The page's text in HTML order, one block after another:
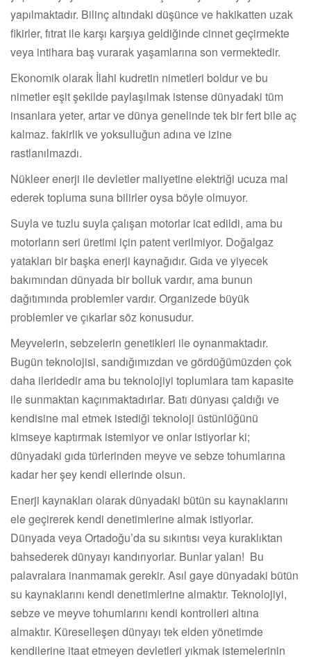
yapılmaktadır. Bilinç altındaki düşünce ve hakikatten uzak
fikirler, fıtrat ile karşı karşıya geldiğinde cinnet geçirmekte
veya intihara baş vurarak yaşamlarına son vermektedir.
Ekonomik olarak İlahi kudretin nimetleri boldur ve bu
nimetler eşit şekilde paylaşılmak istense dünyadaki tüm
insanlara yeter, artar ve dünya genelinde tek bir fert bile aç
kalmaz. fakirlik ve yoksulluğun adına ve izine
rastlanılmazdı.
Nükleer enerji ile devletler maliyetine elektriği ucuza mal
ederek topluma suna bilirler oysa böyle olmuyor.
Suyla ve tuzlu suyla çalışan motorlar icat edildi, ama bu
motorların seri üretimi için patent verilmiyor. Doğalgaz
yatakları bir başka enerji kaynağıdır. Gıda ve yiyecek
bakımından dünyada bir bolluk vardır, ama bunun
dağıtımında problemler vardır. Organizede büyük
problemler ve çıkarlar söz konusudur.
Meyvelerin, sebzelerin genetikleri ile oynanmaktadır.
Bugün teknolojisi, sandığımızdan ve gördüğümüzden çok
daha ileridedir ama bu teknolojiyi toplumlara tam kapasite
ile sunmaktan kaçınmaktadırlar. Batı dünyası çaldığı ve
kendisine mal etmek istediği teknoloji üstünlüğünü
kimseye kaptırmak istemiyor ve onlar istiyorlar ki;
dünyadaki gıda türlerinden meyve ve sebze tohumlarına
kadar her şey kendi ellerinde olsun.
Enerji kaynakları olarak dünyadaki bütün su kaynaklarını
ele geçirerek kendi denetimlerine almak istiyorlar.
Dünyada veya Ortadoğu’da su sıkıntısı veya kuraklıktan
bahsederek dünyayı kandırıyorlar. Bunlar yalan! Bu
palavralara inanmamak gerekir. Asıl gaye dünyadaki bütün
su kaynaklarını kendi denetimlerine almaktır. Teknolojiyi,
sebze ve meyve tohumlarını kendi kontrolleri altına
almaktır. Küreselleşen dünyayı tek elden yönetimde
kendilerine itaat etmeyen devletleri yıkmak istemelerinin